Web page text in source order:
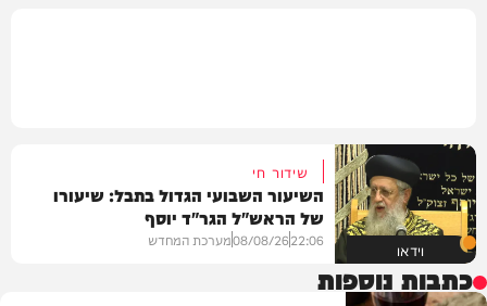
וידאו
שידור חי
השיעור השבועי הגדול בתבל: שיעורו
של הראש"ל הגר"ד יוסף
22:06
08/08/26מערכת המחדש
כתבות נוספות